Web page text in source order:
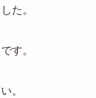
た。
す。
。